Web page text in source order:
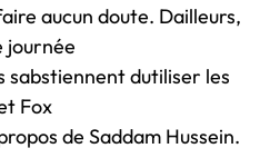
aucun doute. Dailleurs,
journée
dutiliser les
Fox
de Saddam Hussein.